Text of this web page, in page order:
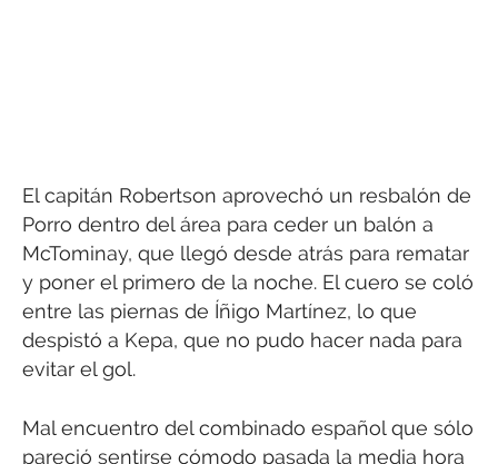
El capitán Robertson aprovechó un resbalón de
Porro dentro del área para ceder un balón a
McTominay, que llegó desde atrás para rematar
y poner el primero de la noche. El cuero se coló
entre las piernas de Íñigo Martínez, lo que
despistó a Kepa, que no pudo hacer nada para
evitar el gol.
Mal encuentro del combinado español que sólo
pareció sentirse cómodo pasada la media hora